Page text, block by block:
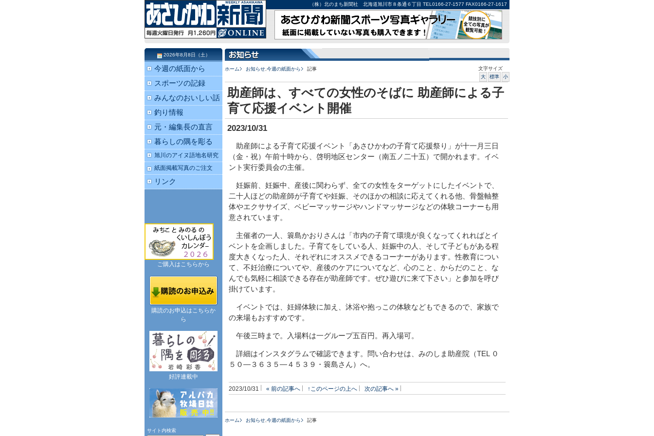
（株）北のまち新聞社 北海道旭川市８条通６丁目 TEL0166-27-1577 FAX0166-27-1617
ホーム お知らせ 今週の紙面から 記事
文字サイズ
大
標準 小
助産師は、すべての女性のそばに 助産師による子
育て応援イベント開催
2023/10/31
助産師による子育て応援イベント「あさひかわの子育て応援祭り」が十一月三日
（金・祝）午前十時から、啓明地区センター（南五ノ二十五）で開かれます。イベ
ント実行委員会の主催。
妊娠前、妊娠中、産後に関わらず、全ての女性をターゲットにしたイベントで、
二十人ほどの助産師が子育てや妊娠、そのほかの相談に応えてくれる他、骨盤軸整
体やエクササイズ、ベビーマッサージやハンドマッサージなどの体験コーナーも用
意されています。
主催者の一人、簑島かおりさんは「市内の子育て環境が良くなってくれればとイ
ベントを企画しました。子育てをしている人、妊娠中の人、そして子どもがある程
度大きくなった人、それぞれにオススメできるコーナーがあります。性教育につい
て、不妊治療についてや、産後のケアについてなど、心のこと、からだのこと、な
んでも気軽に相談できる存在が助産師です。ぜひ遊びに来て下さい」と参加を呼び
掛けています。
イベントでは、妊婦体験に加え、沐浴や抱っこの体験などもできるので、家族で
の来場もおすすめです。
午後三時まで。入場料は一グループ五百円。再入場可。
詳細はインスタグラムで確認できます。問い合わせは、みのしま助産院（TEL ０
５０―３６３５―４５３９・簑島さん）へ。
2023/10/31 « 前の記事へ ↑このページの上へ 次の記事へ »
ホーム お知らせ 今週の紙面から 記事
2026年8月8日（土）
今週の紙面から
スポーツの記録
みんなのおいしい話
釣り情報
元・編集長の直言
暮らしの隅を彫る
旭川のアイヌ語地名研究
紙面掲載写真のご注文
リンク
ご購入はこちらから
購読のお申込はこちらか
ら
好評連載中
サイト内検索